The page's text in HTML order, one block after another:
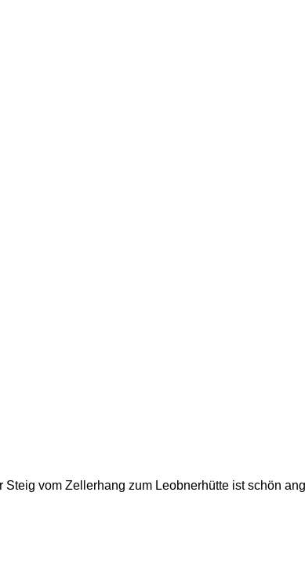
Steig vom Zellerhang zum Leobnerhütte ist schön